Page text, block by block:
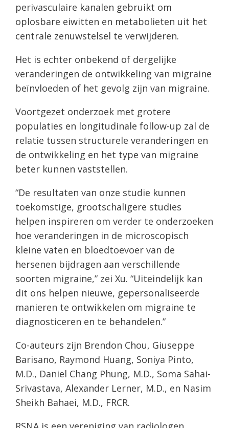
perivasculaire kanalen gebruikt om
oplosbare eiwitten en metabolieten uit het
centrale zenuwstelsel te verwijderen.
Het is echter onbekend of dergelijke
veranderingen de ontwikkeling van migraine
beïnvloeden of het gevolg zijn van migraine.
Voortgezet onderzoek met grotere
populaties en longitudinale follow-up zal de
relatie tussen structurele veranderingen en
de ontwikkeling en het type van migraine
beter kunnen vaststellen.
“De resultaten van onze studie kunnen
toekomstige, grootschaligere studies
helpen inspireren om verder te onderzoeken
hoe veranderingen in de microscopisch
kleine vaten en bloedtoevoer van de
hersenen bijdragen aan verschillende
soorten migraine,” zei Xu. “Uiteindelijk kan
dit ons helpen nieuwe, gepersonaliseerde
manieren te ontwikkelen om migraine te
diagnosticeren en te behandelen.”
Co-auteurs zijn Brendon Chou, Giuseppe
Barisano, Raymond Huang, Soniya Pinto,
M.D., Daniel Chang Phung, M.D., Soma Sahai-
Srivastava, Alexander Lerner, M.D., en Nasim
Sheikh Bahaei, M.D., FRCR.